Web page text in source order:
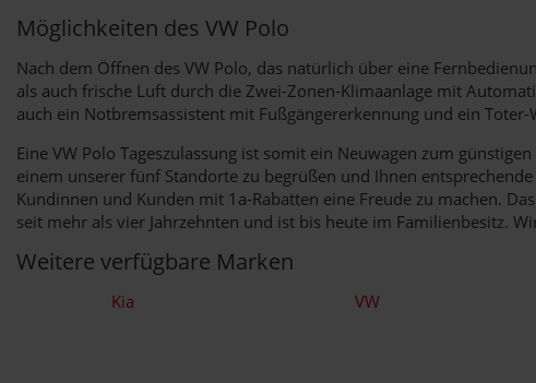
Möglichkeiten des VW Polo
Nach dem Öffnen des VW Polo, das natürlich über eine
als auch frische Luft durch die Zwei-Zonen-Klimaanlage mit
auch ein Notbremsassistent mit Fußgängererkennung und ein
Eine VW Polo Tageszulassung ist somit ein Neuwagen zum
einem unserer fünf Standorte zu begrüßen und Ihnen
Kundinnen und Kunden mit 1a-Rabatten eine Freude zu machen.
seit mehr als vier Jahrzehnten und ist bis heute im Familienbesitz.
Weitere verfügbare Marken
Kia VW